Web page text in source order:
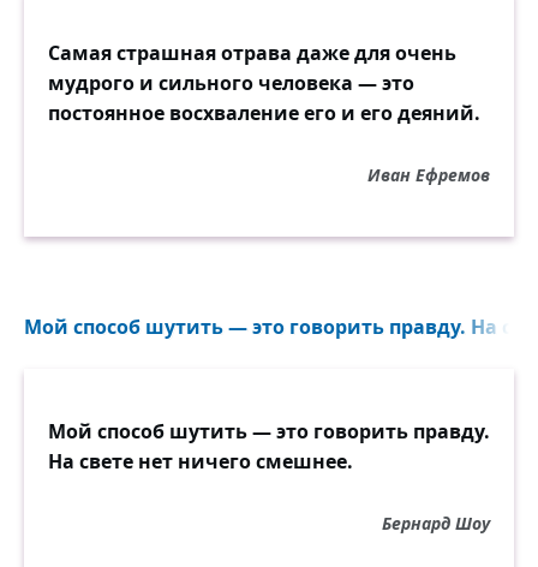
Самая страшная отрава даже для очень
мудрого и сильного человека — это
постоянное восхваление его и его деяний.
Иван Ефремов
Мой способ шутить — это говорить правду. На
Мой способ шутить — это говорить правду.
На свете нет ничего смешнее.
Бернард Шоу